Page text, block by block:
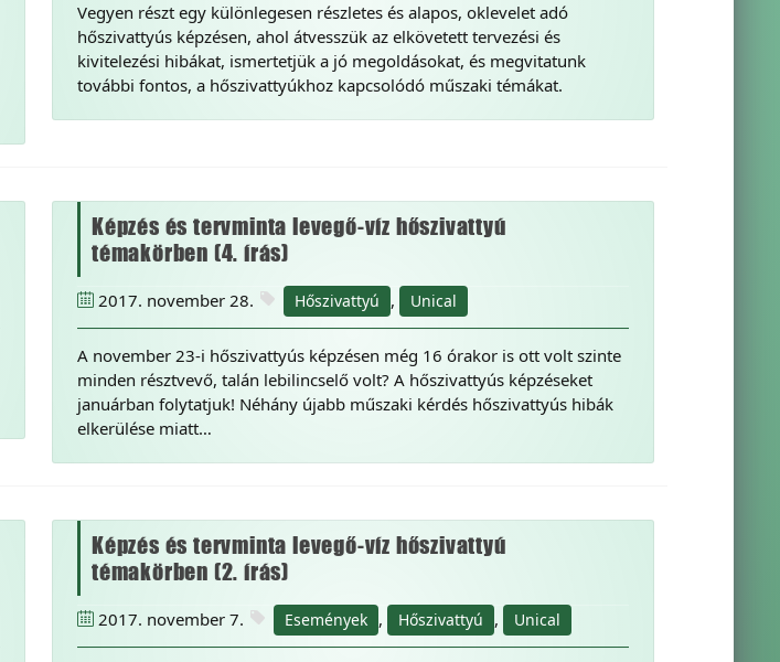
Vegyen részt egy különlegesen részletes és alapos, oklevelet adó
hőszivattyús képzésen, ahol átvesszük az elkövetett tervezési és
kivitelezési hibákat, ismertetjük a jó megoldásokat, és megvitatunk
további fontos, a hőszivattyúkhoz kapcsolódó műszaki témákat.
Képzés és tervminta levegő-víz hőszivattyú
témakörben (4. írás)
2017. november 28. Hőszivattyú , Unical
A november 23-i hőszivattyús képzésen még 16 órakor is ott volt szinte
minden résztvevő, talán lebilincselő volt? A hőszivattyús képzéseket
januárban folytatjuk! Néhány újabb műszaki kérdés hőszivattyús hibák
elkerülése miatt…
Képzés és tervminta levegő-víz hőszivattyú
témakörben (2. írás)
2017. november 7. Események , Hőszivattyú , Unical